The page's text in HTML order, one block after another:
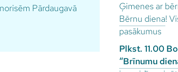
Pārdaugavā
Ģimenes ar
Bērnu diena!
pasākumus
Plkst. 11.00
“Brīnumu